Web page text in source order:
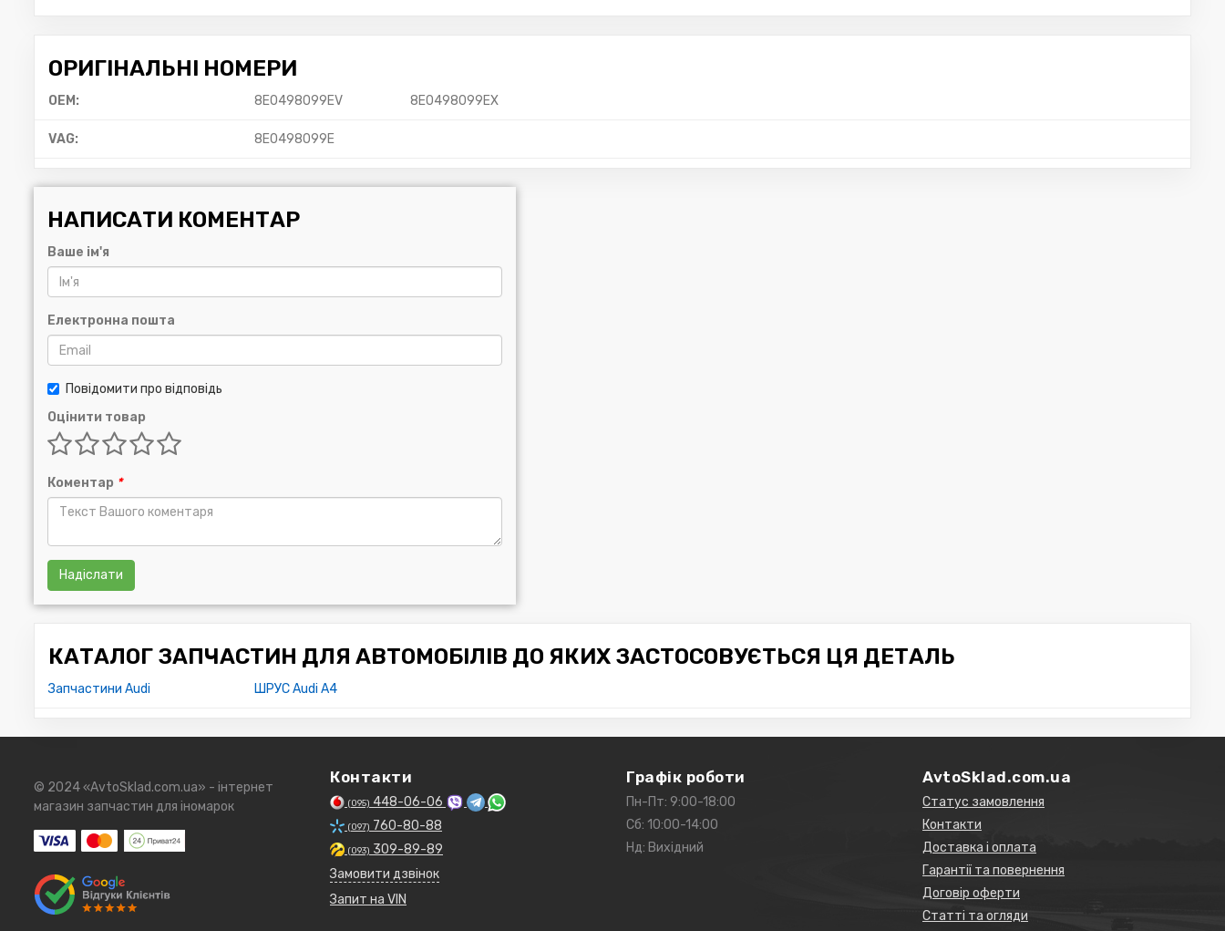
ОРИГІНАЛЬНІ НОМЕРИ
OEM: 8E0498099EV 8E0498099EX
VAG: 8E0498099E
НАПИСАТИ КОМЕНТАР
Ваше ім'я
Електронна пошта
Повідомити про відповідь
Оцінити товар
Коментар *
Надіслати
КАТАЛОГ ЗАПЧАСТИН ДЛЯ АВТОМОБІЛІВ ДО ЯКИХ ЗАСТОСОВУЄТЬСЯ ЦЯ ДЕТАЛЬ
Запчастини Audi ШРУС Audi A4
© 2024 «AvtoSklad.com.ua» - інтернет
магазин запчастин для іномарок
Контакти
(095) 448-06-06
(097) 760-80-88
(093) 309-89-89
Замовити дзвінок
Запит на VIN
Графік роботи
Пн-Пт: 9:00-18:00
Сб: 10:00-14:00
Нд: Вихідний
AvtoSklad.com.ua
Статус замовлення
Контакти
Доставка і оплата
Гарантії та повернення
Договір оферти
Статті та огляди